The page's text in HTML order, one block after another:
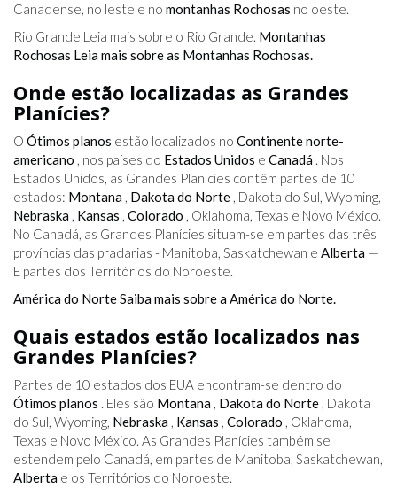
Canadense, no leste e no montanhas Rochosas no oeste.
Rio Grande Leia mais sobre o Rio Grande. Montanhas
Rochosas Leia mais sobre as Montanhas Rochosas.
Onde estão localizadas as Grandes
Planícies?
O Ótimos planos estão localizados no Continente norte-
americano , nos países do Estados Unidos e Canadá . Nos
Estados Unidos, as Grandes Planícies contêm partes de 10
estados: Montana , Dakota do Norte , Dakota do Sul, Wyoming,
Nebraska , Kansas , Colorado , Oklahoma, Texas e Novo México.
No Canadá, as Grandes Planícies situam-se em partes das três
províncias das pradarias - Manitoba, Saskatchewan e Alberta —
E partes dos Territórios do Noroeste.
América do Norte Saiba mais sobre a América do Norte.
Quais estados estão localizados nas
Grandes Planícies?
Partes de 10 estados dos EUA encontram-se dentro do
Ótimos planos . Eles são Montana , Dakota do Norte , Dakota
do Sul, Wyoming, Nebraska , Kansas , Colorado , Oklahoma,
Texas e Novo México. As Grandes Planícies também se
estendem pelo Canadá, em partes de Manitoba, Saskatchewan,
Alberta e os Territórios do Noroeste.